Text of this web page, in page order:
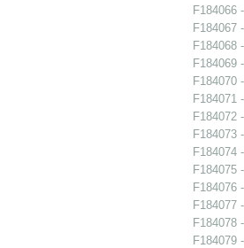
F184066
F184067
F184068
F184069
F184070
F184071
F184072
F184073
F184074
F184075
F184076
F184077
F184078
F184079